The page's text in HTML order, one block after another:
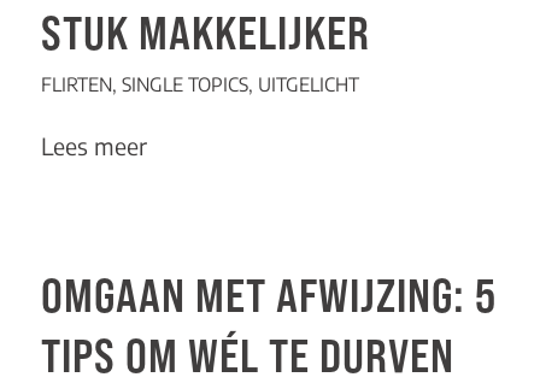
STUK MAKKELIJKER
FLIRTEN, SINGLE TOPICS, UITGELICHT
Lees meer
OMGAAN MET AFWIJZING: 5
TIPS OM WÉL TE DURVEN